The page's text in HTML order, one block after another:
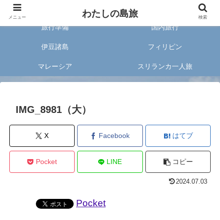
旅好きな20代女子が案内する旅のあれこれ✈︎
旅行準備 国内旅行
伊豆諸島 フィリピン
マレーシア スリランカ一人旅
IMG_8981（大）
X Facebook はてブ
Pocket LINE コピー
2024.07.03
Pocket
メニュー わたしの島旅 検索